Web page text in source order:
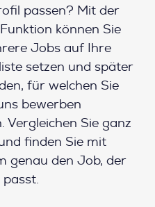
passen? Mit der
können Sie
Jobs auf Ihre
setzen und später
für welchen Sie
bewerben
Vergleichen Sie ganz
finden Sie mit
genau den Job, der
passt.